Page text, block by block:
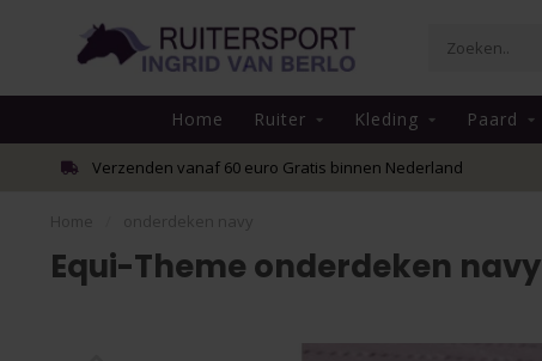
Home Ruiter Kleding Paard
Verzenden vanaf 60 euro Gratis binnen Nederland
Equi-Theme onderdeken navy